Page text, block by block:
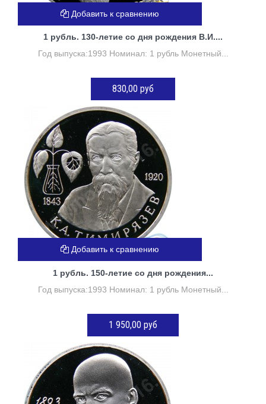
1 рубль. 130-летие со дня рождения В.И....
Год выпуска:1993 Номинал: 1 рубль Монетный...
830,00 руб
Нет в наличии
Добавить к сравнению
1 рубль. 150-летие со дня рождения...
Год выпуска:1993 Номинал: 1 рубль Монетный...
1 950,00 руб
Нет в наличии
Добавить к сравнению